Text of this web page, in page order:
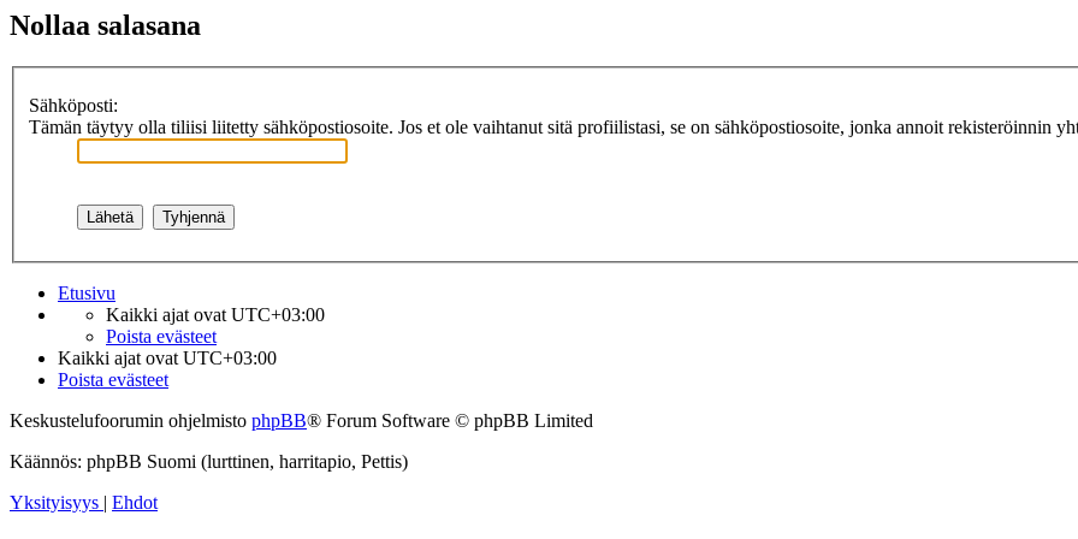
Nollaa salasana
Sähköposti:
Tämän täytyy olla tiliisi liitetty sähköpostiosoite. Jos et ole vaihtanut sitä profiilistasi, se on sähköpostiosoite, jonka annoit rekisteröinnin
Etusivu
Kaikki ajat ovat UTC+03:00
Poista evästeet
Kaikki ajat ovat UTC+03:00
Poista evästeet
Keskustelufoorumin ohjelmisto phpBB® Forum Software © phpBB Limited
Käännös: phpBB Suomi (lurttinen, harritapio, Pettis)
Yksityisyys | Ehdot